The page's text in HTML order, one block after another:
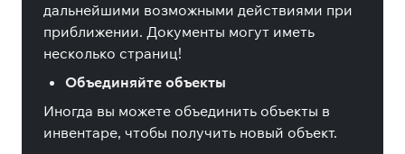
дальнейшими возможными действиями при
приближении. Документы могут иметь
несколько страниц!
Объединяйте объекты
Иногда вы можете объединить объекты в
инвентаре, чтобы получить новый объект.